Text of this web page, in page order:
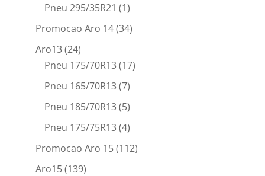
Pneu 295/35R21 (1)
Promocao Aro 14(34)
Aro13(24)
Pneu 175/70R13(17)
Pneu 165/70R13(7)
Pneu 185/70R13(5)
Pneu 175/75R13(4)
Promocao Aro 15(112)
Aro15(139)